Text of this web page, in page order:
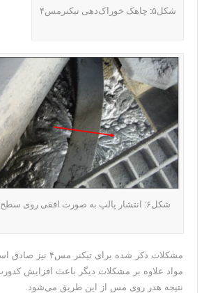
شکل۵: چاهک خوراک‌دهی تیکنرمس۴
شکل۶: انتشار پالپ به صورت افقی روی سطح تیکنر
مشکلات ذکر شده برای
مواد علاوه بر مشکلات دیگر باعث افزایش
نتیجه هدر روی مس از این طریق می‌شود.